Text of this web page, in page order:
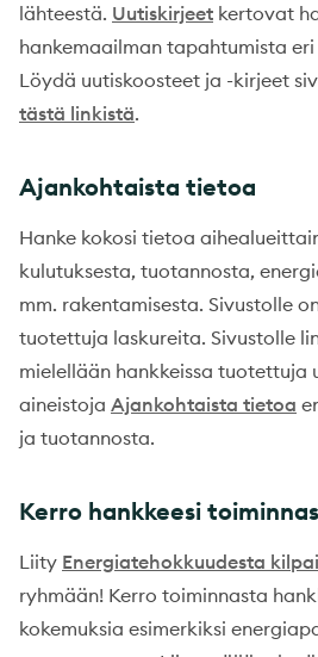
lähteestä. Uutiskirjeet kertovat
hankemaailman tapahtumista
Löydä uutiskoosteet ja -kirjeet
tästä linkistä.
Ajankohtaista tietoa
Hanke kokosi tietoa
kulutuksesta, tuotannosta,
mm. rakentamisesta. Sivustolle
tuotettuja laskureita. Sivustolle
mielellään hankkeissa tuotettuja
aineistoja Ajankohtaista tietoa
ja tuotannosta.
Kerro hankkeesi
Liity Energiatehokkuudesta
ryhmään! Kerro toiminnasta
kokemuksia esimerkiksi